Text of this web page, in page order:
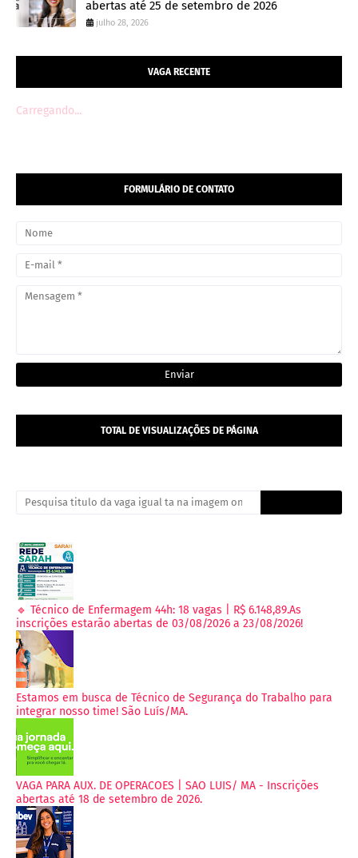
abertas até 25 de setembro de 2026
julho 28, 2026
VAGA RECENTE
Carregando...
FORMULÁRIO DE CONTATO
TOTAL DE VISUALIZAÇÕES DE PÁGINA
🔹 Técnico de Enfermagem 44h: 18 vagas | R$ 6.148,89.As
inscrições estarão abertas de 03/08/2026 a 23/08/2026!
Estamos em busca de Técnico de Segurança do Trabalho para
integrar nosso time! São Luís/MA.
VAGA PARA AUX. DE OPERACOES | SAO LUIS/ MA - Inscrições
abertas até 18 de setembro de 2026.